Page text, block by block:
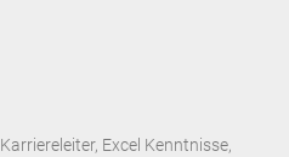
Excel Kenntnisse,